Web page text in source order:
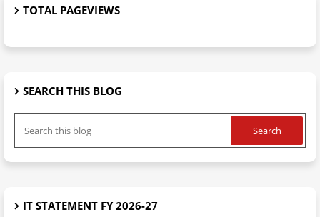
TOTAL PAGEVIEWS
SEARCH THIS BLOG
IT STATEMENT FY 2026-27